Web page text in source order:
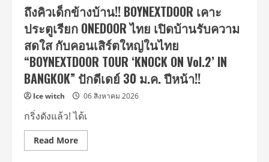
ใหญ่
‘Lollapalooza
Chicago’
ครั้ง
แรก
พร้อม
เซอร์ไพรส์
ปล่อย
มิ
ว
สิ
ก
วิดีโอ
เพลง
ที่
มี
Ty
ถึงคิวเด็กข้างบ้าน!! BOYNEXTDOOR เคาะ
ประตูเรียก ONEDOOR ไทย เปิดบ้านรับความ
สดใส กับคอนเสิร์ตใหญ่ในไทย
“BOYNEXTDOOR TOUR ‘KNOCK ON Vol.2’ IN
BANGKOK” ปักดีเดย์ 30 ม.ค. ปีหน้า!!
Ice witch 06 สิงหาคม 2026
กริ่งดังแล้ว! ได้เ
Read MoreRead
more